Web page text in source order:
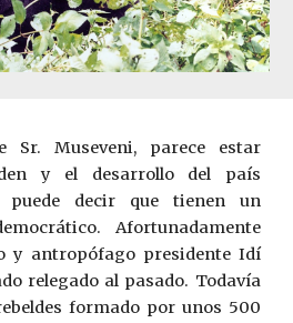
Sr. Museveni, parece estar
y el desarrollo del país
puede decir que tienen un
Afortunadamente
y antropófago presidente Idí
relegado al pasado. Todavía
formado por unos 500